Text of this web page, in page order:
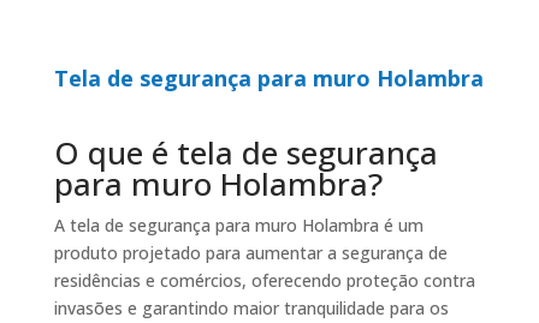
Tela de segurança para muro Holambra
O que é tela de segurança
para muro Holambra?
A tela de segurança para muro Holambra é um
produto projetado para aumentar a segurança de
residências e comércios, oferecendo proteção contra
invasões e garantindo maior tranquilidade para os